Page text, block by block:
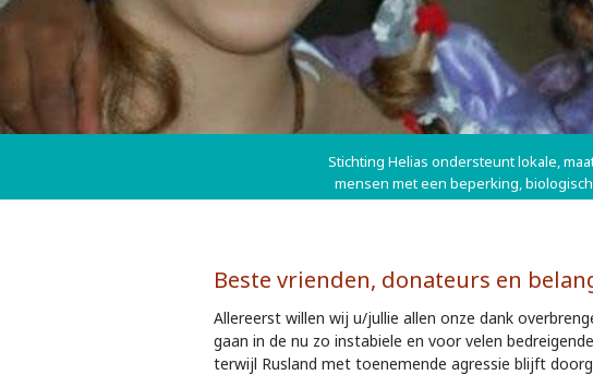
Stichting Helias ondersteunt lokale,
mensen met een beperking,
Beste vrienden, donateurs en
Allereerst willen wij u/jullie allen onze dank
gaan in de nu zo instabiele en voor velen
terwijl Rusland met toenemende agressie blijft